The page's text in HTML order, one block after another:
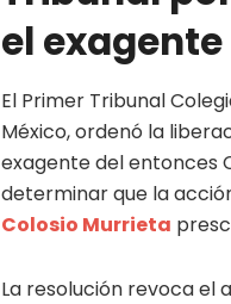
el
El Primer Tribunal
México, ordenó la
exagente del entonces
determinar que la
Colosio Murrieta
La resolución revoca el